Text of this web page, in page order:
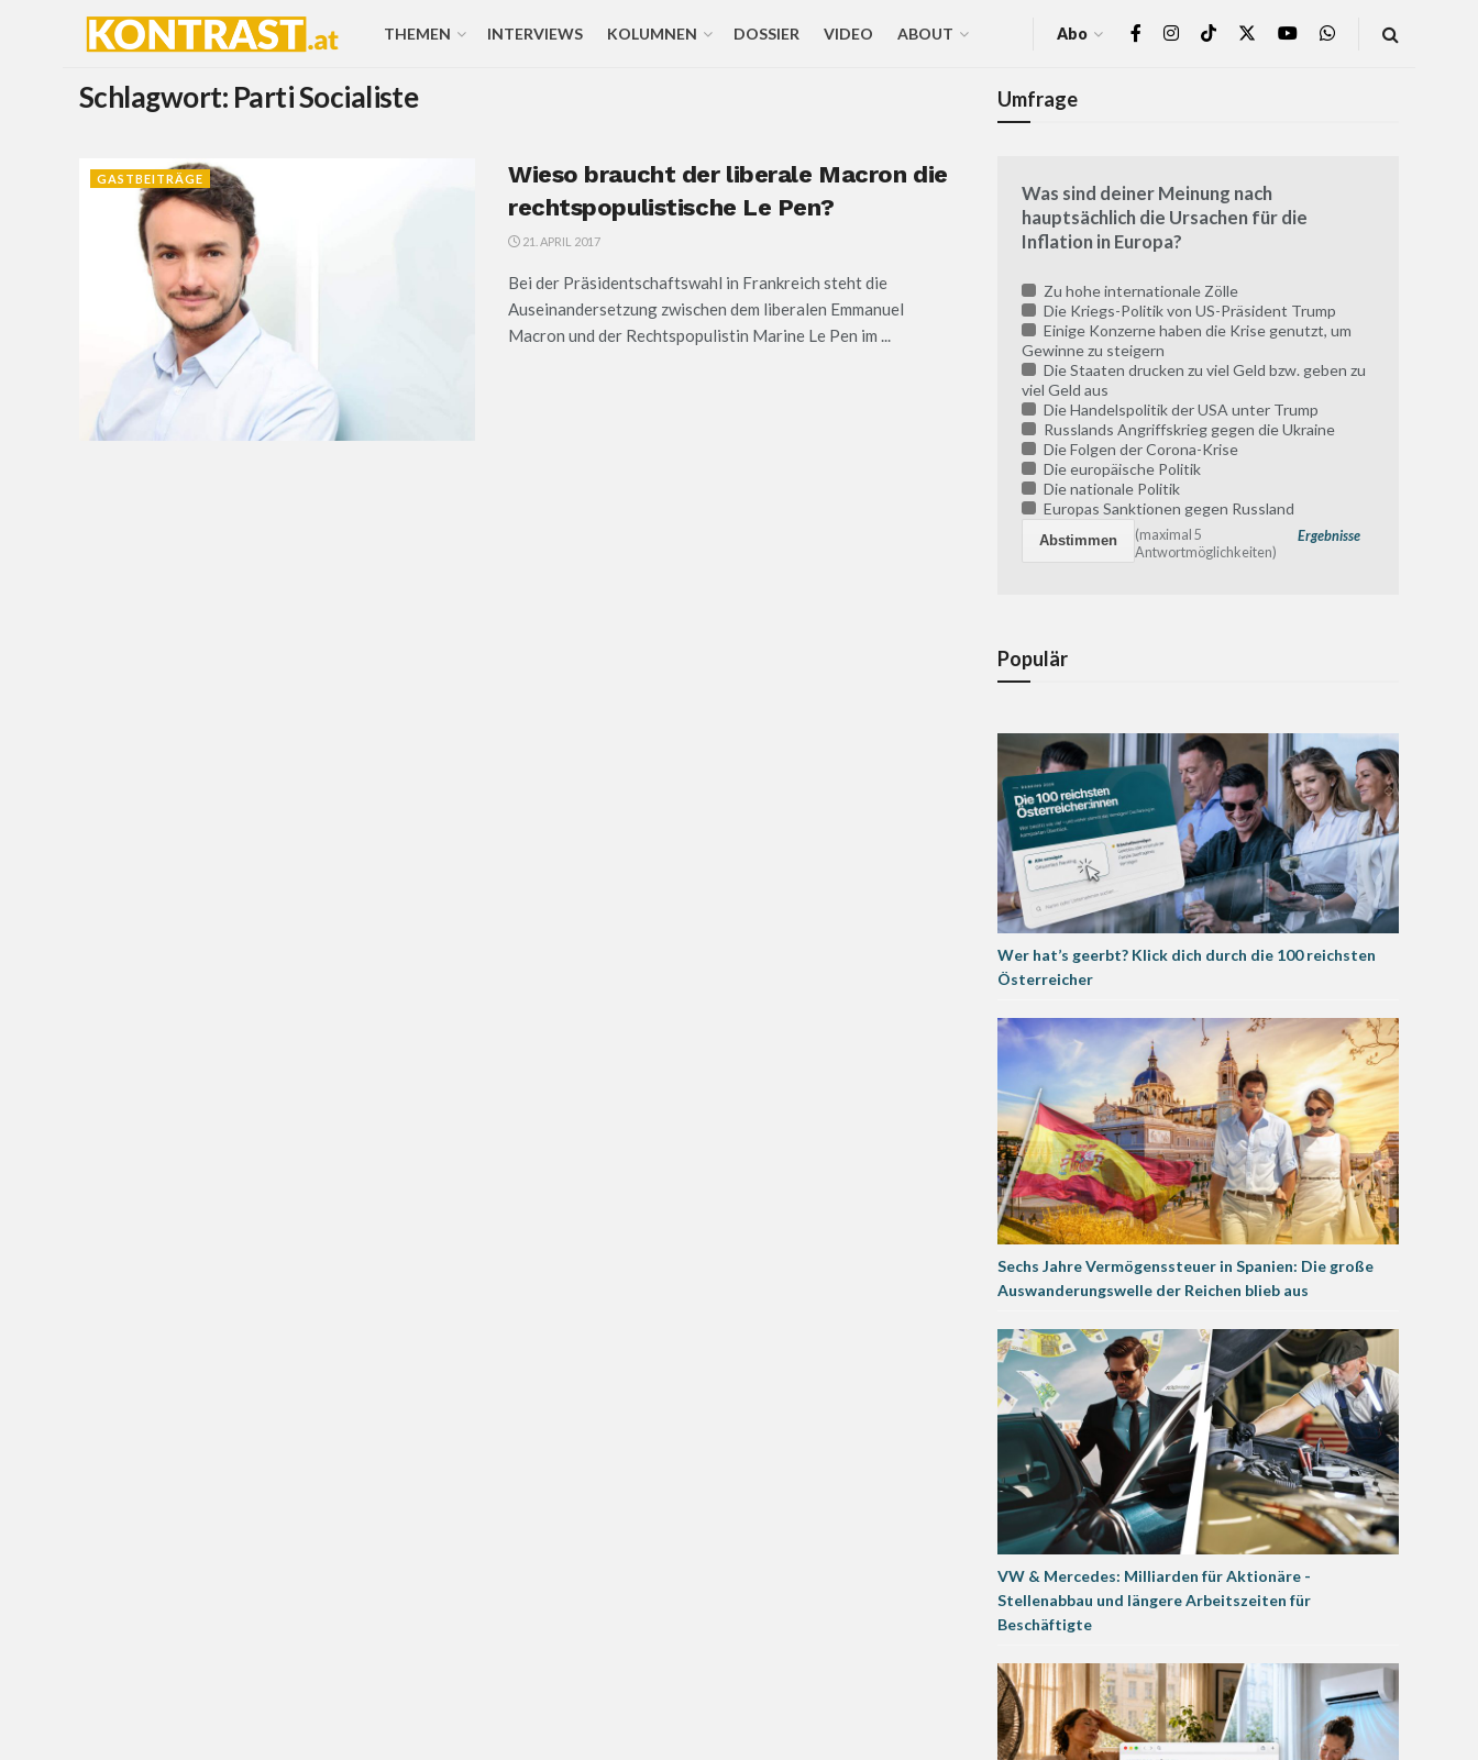
THEMEN INTERVIEWS KOLUMNEN DOSSIER VIDEO ABOUT Abo
Schlagwort: Parti Socialiste
GASTBEITRÄGE
Wieso braucht der liberale Macron die
rechtspopulistische Le Pen?
21. APRIL 2017
Bei der Präsidentschaftswahl in Frankreich steht die
Auseinandersetzung zwischen dem liberalen Emmanuel
Macron und der Rechtspopulistin Marine Le Pen im ...
Umfrage
Was sind deiner Meinung nach
hauptsächlich die Ursachen für die
Inflation in Europa?
Zu hohe internationale Zölle
Die Kriegs-Politik von US-Präsident Trump
Einige Konzerne haben die Krise genutzt, um
Gewinne zu steigern
Die Staaten drucken zu viel Geld bzw. geben zu
viel Geld aus
Die Handelspolitik der USA unter Trump
Russlands Angriffskrieg gegen die Ukraine
Die Folgen der Corona-Krise
Die europäische Politik
Die nationale Politik
Europas Sanktionen gegen Russland
Ergebnisse
(maximal 5
Antwortmöglichkeiten)
Populär
Wer hat’s geerbt? Klick dich durch die 100 reichsten
Österreicher
Sechs Jahre Vermögenssteuer in Spanien: Die große
Auswanderungswelle der Reichen blieb aus
VW & Mercedes: Milliarden für Aktionäre -
Stellenabbau und längere Arbeitszeiten für
Beschäftigte